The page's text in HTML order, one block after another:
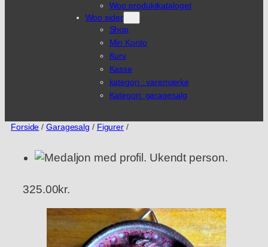
Woo produktkataloget
Woo sider
Shop
Min Konto
Kurv
Kasse
kategori : varemærke
Kategori: garagesalg
Forside /Garagesalg / Figurer /
325.00kr.